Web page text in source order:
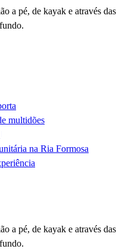
a pé, de kayak e através
multidões
na Ria Formosa
a pé, de kayak e através